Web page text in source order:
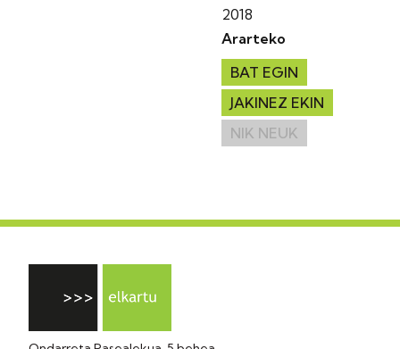
2018
Ararteko
BAT EGIN
JAKINEZ EKIN
NIK NEUK